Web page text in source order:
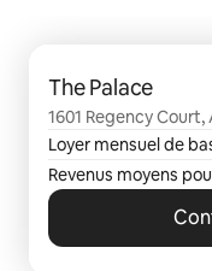
The Palace
1601 Regency
Loyer mensuel de
Revenus moyens